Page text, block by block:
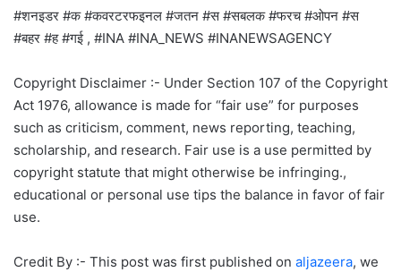
#शनइडर #क #कवरटरफइनल #जतन #स #सबलक #फरच #ओपन #स
#बहर #ह #गई , #INA #INA_NEWS #INANEWSAGENCY
Copyright Disclaimer :- Under Section 107 of the Copyright
Act 1976, allowance is made for “fair use” for purposes
such as criticism, comment, news reporting, teaching,
scholarship, and research. Fair use is a use permitted by
copyright statute that might otherwise be infringing.,
educational or personal use tips the balance in favor of fair
use.
Credit By :- This post was first published on aljazeera, we